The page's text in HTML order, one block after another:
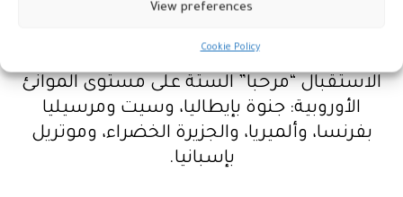
View preferences
Cookie Policy
خدمات المساعدة الاجتماعية والرعاية الطبية.
الاستقبال “مرحبا” الستة على مستوى الموانئ
الأوروبية: جنوة بإيطاليا، وسيت ومرسيليا
بفرنسا، وألميريا، والجزيرة الخضراء، وموتريل
بإسبانيا.